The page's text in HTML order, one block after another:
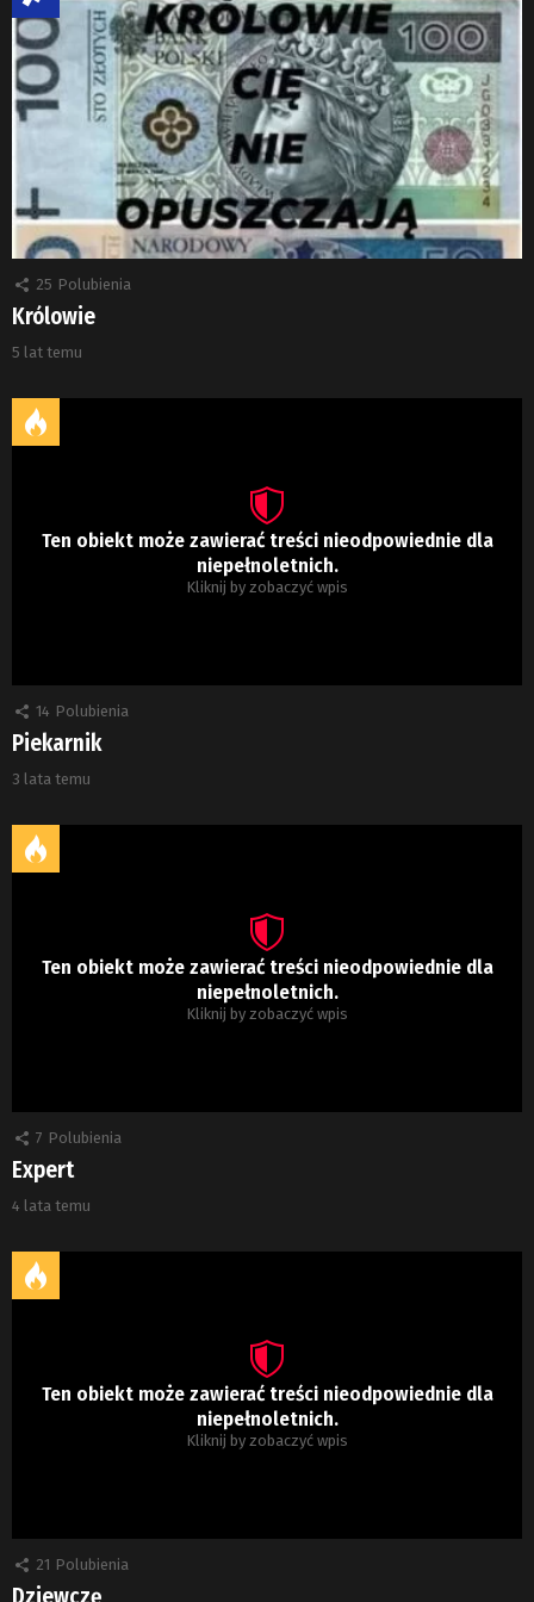
25 Polubienia
Królowie
5 lat temu
Ten obiekt może zawierać treści nieodpowiednie dla
niepełnoletnich.
Kliknij by zobaczyć wpis
14 Polubienia
Piekarnik
3 lata temu
Ten obiekt może zawierać treści nieodpowiednie dla
niepełnoletnich.
Kliknij by zobaczyć wpis
7 Polubienia
Expert
4 lata temu
Ten obiekt może zawierać treści nieodpowiednie dla
niepełnoletnich.
Kliknij by zobaczyć wpis
21 Polubienia
Dziewczę